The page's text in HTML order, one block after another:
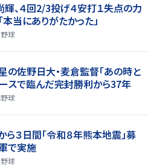
輝、４回2/3投げ４安打１失点の力
当にありがたかった」
野球
の佐野日大・麦倉監督「あの時と
ースで臨んだ完封勝利から37年
野球
ら３日間「令和８年熊本地震」募
で実施
野球